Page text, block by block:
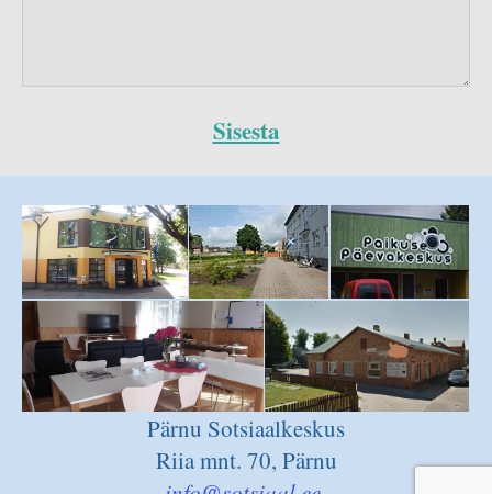
Pärnu Sotsiaalkeskus
Riia mnt. 70, Pärnu